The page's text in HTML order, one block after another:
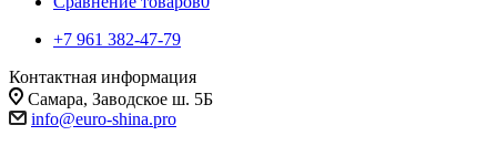
+7 961 382-47-79
Контактная информация
Самара, Заводское ш. 5Б
info@euro-shina.pro